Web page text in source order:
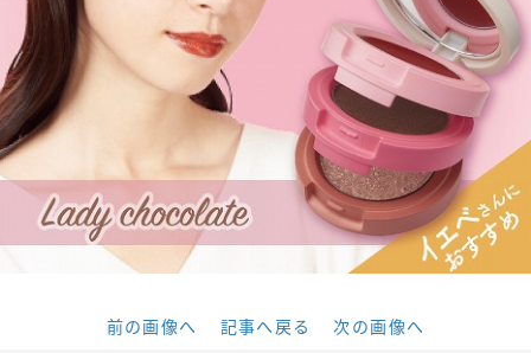
前の画像へ 記事へ戻る 次の画像へ